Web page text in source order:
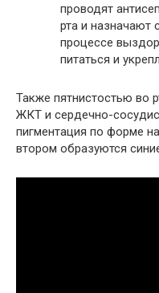
проводят
рта и назначают
процессе
питаться и
Также пятнистостью во
ЖКТ и сердечно-
пигментация по форме
втором образуются